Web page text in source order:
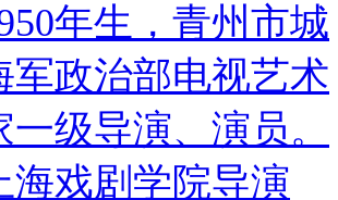
年生，青州市城
军政治部电视艺术
级导演、演员。
海戏剧学院导演